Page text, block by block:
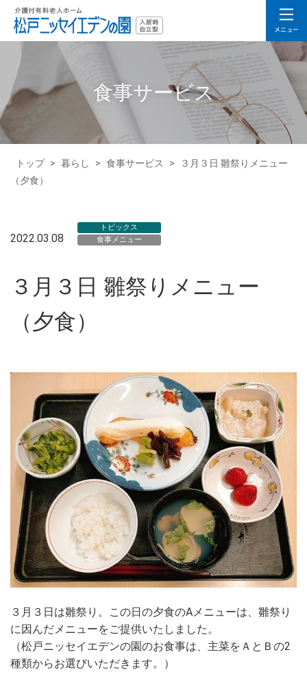
食事サービス
トップ > 暮らし > 食事サービス >
３月３日 雛祭りメニュー
（夕食）
2022.03.08
トピックス
食事メニュー
３月３日 雛祭りメニュー
（夕食）
３月３日は雛祭り。この日の夕食のAメニューは、雛祭り
に因んだメニューをご提供いたしました。
（松戸ニッセイエデンの園のお食事は、主菜をＡとＢの2
種類からお選びいただきます。）